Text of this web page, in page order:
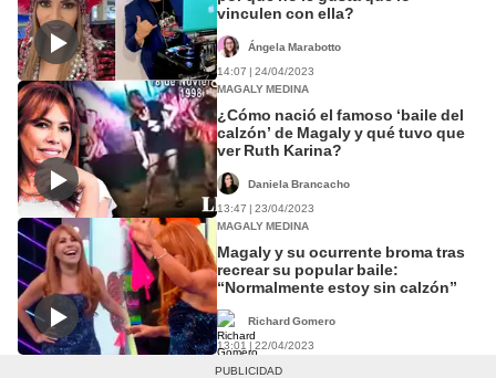
vinculen con ella?
Ángela Marabotto
14:07 | 24/04/2023
MAGALY MEDINA
¿Cómo nació el famoso ‘baile del
calzón’ de Magaly y qué tuvo que
ver Ruth Karina?
Daniela Brancacho
13:47 | 23/04/2023
MAGALY MEDINA
Magaly y su ocurrente broma tras
recrear su popular baile:
“Normalmente estoy sin calzón”
Richard Gomero
13:01 | 22/04/2023